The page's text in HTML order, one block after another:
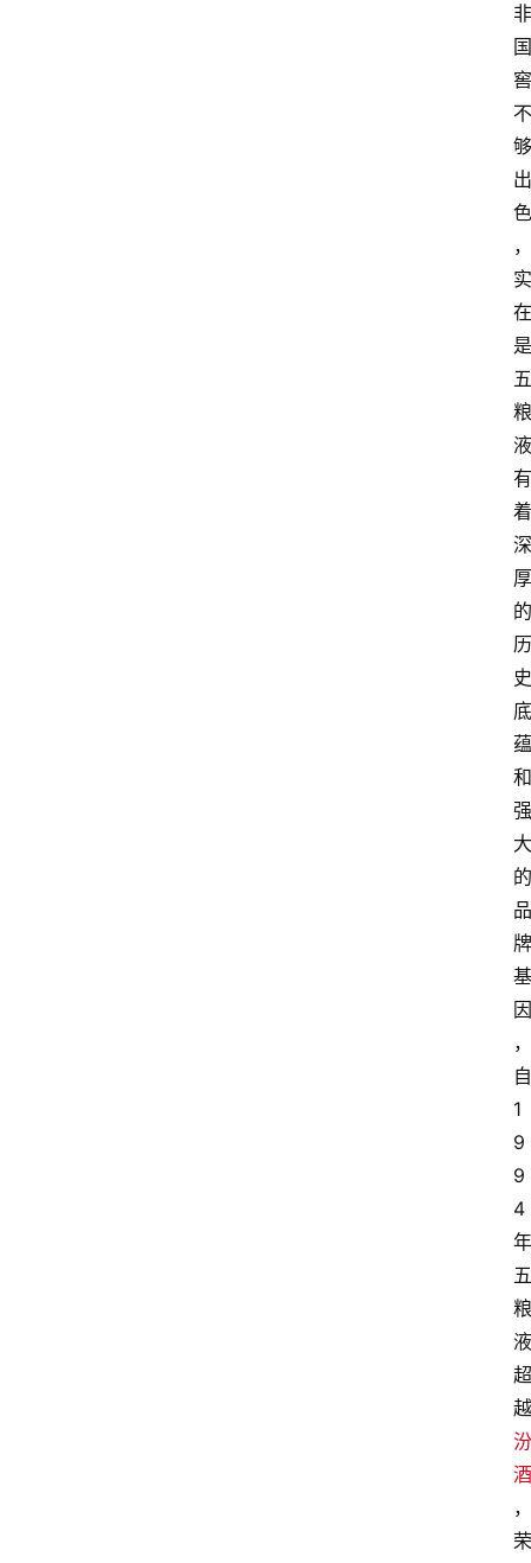
非
国
窖
不
够
出
色
，
实
在
是
五
粮
液
有
着
深
厚
的
历
史
底
蕴
和
强
大
的
品
牌
基
因
，
自
1
9
9
4
年
五
粮
液
超
越
汾
酒
，
荣